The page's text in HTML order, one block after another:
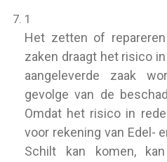
1
Het zetten of
zaken draagt het risico
aangeleverde zaak
gevolge van de
Omdat het risico in
voor rekening van Edel-
Schilt kan komen,